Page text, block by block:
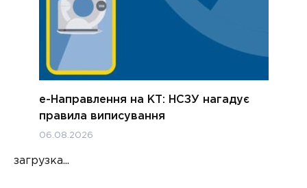
е-Направлення на КТ: НСЗУ нагадує
правила виписування
06.08.2026
загрузка...